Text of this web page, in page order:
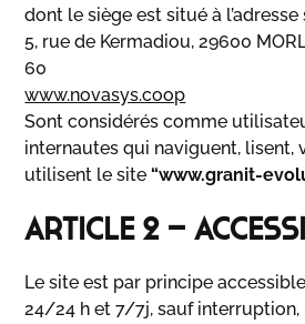
dont le siège est situé à l’adresse
5, rue de Kermadiou, 29600
60
www.novasys.coop
Sont considérés comme
internautes qui naviguent, lisent,
utilisent le site“www.granit-
ARTICLE 2 –
Le site est par principe
24/24 h et 7/7j, sauf